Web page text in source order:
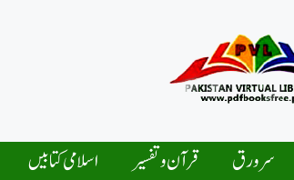
سرورق قرآن و تفسیر اسلامی کتابیں